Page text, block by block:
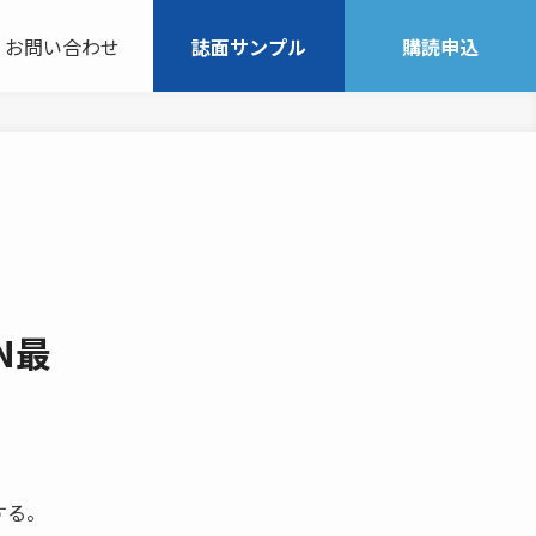
お問い合わせ 誌面サンプル 購読申込
最
。